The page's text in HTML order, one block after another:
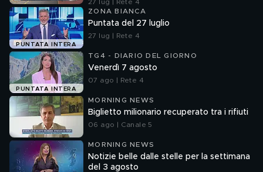
27 lug | Rete 4
PUNTATA INTERA
ZONA BIANCA
Puntata del 27 luglio
27 lug | Rete 4
PUNTATA INTERA
TG4 - DIARIO DEL GIORNO
Venerdì 7 agosto
07 ago | Rete 4
MORNING NEWS
Biglietto milionario recuperato tra i rifiuti
06 ago | Canale 5
MORNING NEWS
Notizie belle dalle stelle per la settimana
del 3 agosto